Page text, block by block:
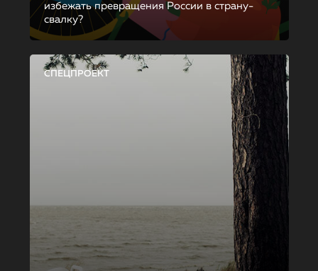
избежать превращения России в страну-
свалку?
СПЕЦПРОЕКТ